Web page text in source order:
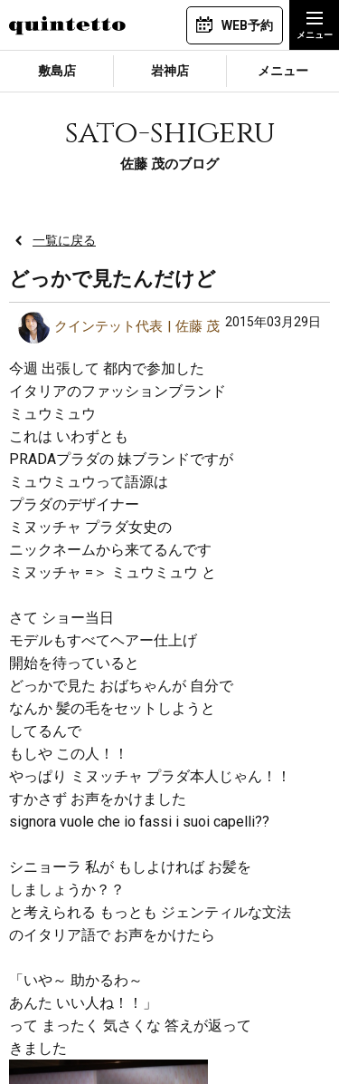
WEB予約
敷島店 岩神店 メニュー
sato-shigeru
佐藤 茂のブログ
一覧に戻る
どっかで見たんだけど
クインテット代表 佐藤 茂 2015年03月29日
今週 出張して 都内で参加した
イタリアのファッションブランド
ミュウミュウ
これは いわずとも
PRADAプラダの 妹ブランドですが
ミュウミュウって語源は
プラダのデザイナー
ミヌッチャ プラダ女史の
ニックネームから来てるんです
ミヌッチャ =＞ ミュウミュウ と
さて ショー当日
モデルもすべてヘアー仕上げ
開始を待っていると
どっかで見た おばちゃんが 自分で
なんか 髪の毛をセットしようと
してるんで
もしや この人！！
やっぱり ミヌッチャ プラダ本人じゃん！！
すかさず お声をかけました
signora vuole che io fassi i suoi capelli??
シニョーラ 私が もしよければ お髪を
しましょうか？？
と考えられる もっとも ジェンティルな文法
のイタリア語で お声をかけたら
「いや～ 助かるわ～
あんた いい人ね！！」
って まったく 気さくな 答えが返って
きました